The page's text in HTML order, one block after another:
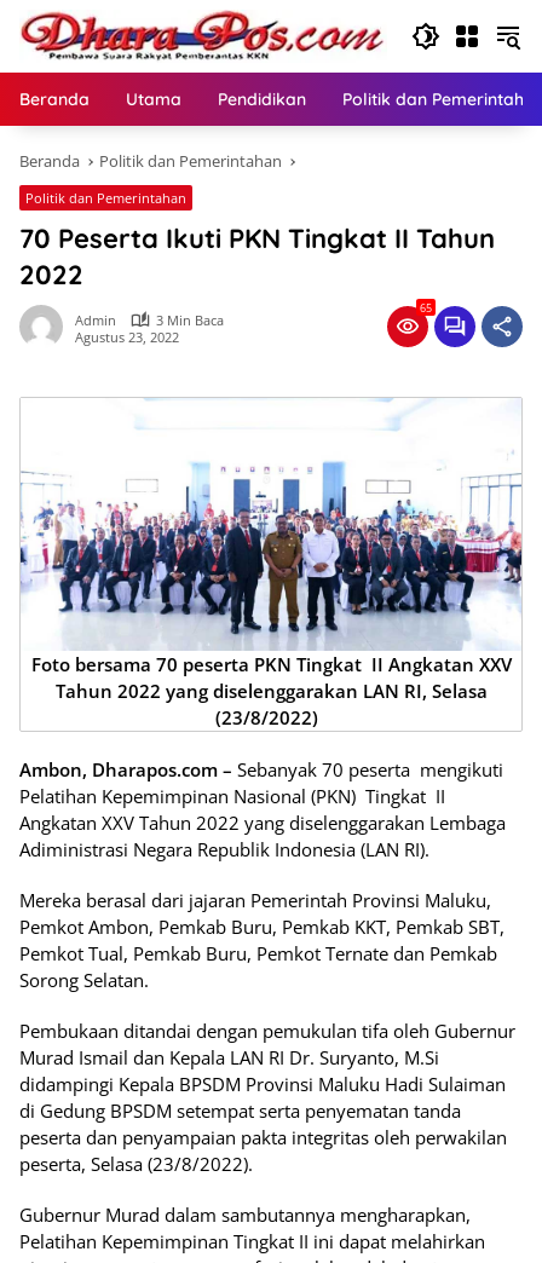
Langsung
konten
Beranda Utama Pendidikan Politik dan
Beranda Politik dan Pemerintahan
Politik dan Pemerintahan
70 Peserta Ikuti PKN Tingkat II Tahun
2022
Admin
3 Min Baca
Agustus 23, 2022
65
Foto bersama 70 peserta PKN Tingkat II Angkatan XXV
Tahun 2022 yang diselenggarakan LAN RI, Selasa
(23/8/2022)
Ambon, Dharapos.com – Sebanyak 70 peserta mengikuti
Pelatihan Kepemimpinan Nasional (PKN) Tingkat II
Angkatan XXV Tahun 2022 yang diselenggarakan Lembaga
Adiministrasi Negara Republik Indonesia (LAN RI).
Mereka berasal dari jajaran Pemerintah Provinsi Maluku,
Pemkot Ambon, Pemkab Buru, Pemkab KKT, Pemkab SBT,
Pemkot Tual, Pemkab Buru, Pemkot Ternate dan Pemkab
Sorong Selatan.
Pembukaan ditandai dengan pemukulan tifa oleh Gubernur
Murad Ismail dan Kepala LAN RI Dr. Suryanto, M.Si
didampingi Kepala BPSDM Provinsi Maluku Hadi Sulaiman
di Gedung BPSDM setempat serta penyematan tanda
peserta dan penyampaian pakta integritas oleh perwakilan
peserta, Selasa (23/8/2022).
Gubernur Murad dalam sambutannya mengharapkan,
Pelatihan Kepemimpinan Tingkat II ini dapat melahirkan